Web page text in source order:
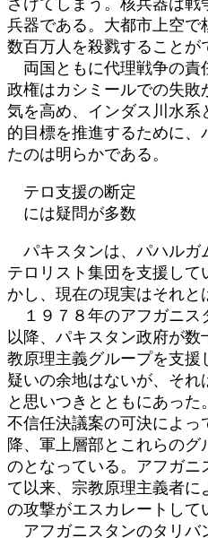
兵器である。大都市上空で
数百万人を殺戮することが
両国ともに代理戦争の責
政権はカシミールでの失敗
気を高め、インダス川水系
的目標を推進するために、
たのは明らかである。
テロ支援の断定
には疑問が多数
パキスタンは、パハルガ
テロリスト集団を支援して
かし、現在の現実はそれと
１９７８年のアフガニス
以降、パキスタン政府が
教原理主義グループを支援
疑いの余地はないが、そ
と思いつきとともにあっ
不信任決議案の可決によっ
降、軍上層部とこれらのグ
のとなっている。アフガニ
て以来、宗教原理主義者
の攻撃がエスカレートして
アフガニスタンのタリバ